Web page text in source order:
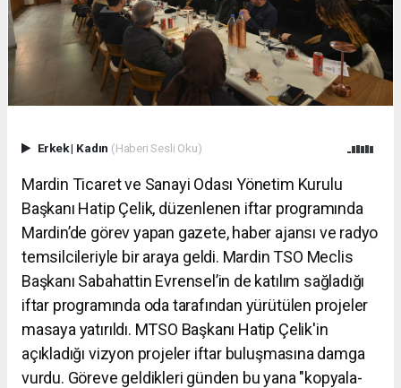
Erkek| Kadın (Haberi Sesli Oku)
Mardin Ticaret ve Sanayi Odası Yönetim Kurulu
Başkanı Hatip Çelik, düzenlenen iftar programında
Mardin’de görev yapan gazete, haber ajansı ve radyo
temsilcileriyle bir araya geldi. Mardin TSO Meclis
Başkanı Sabahattin Evrensel’in de katılım sağladığı
iftar programında oda tarafından yürütülen projeler
masaya yatırıldı. MTSO Başkanı Hatip Çelik'in
açıkladığı vizyon projeler iftar buluşmasına damga
vurdu. Göreve geldikleri günden bu yana "kopyala-